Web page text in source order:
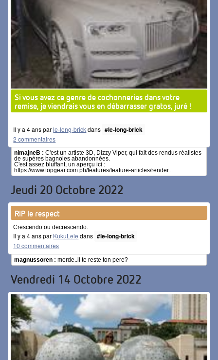
Si vous avez ce genre de cochonneries dans votre
remise, je viendrais vous en débarrasser gratos, juré !
Il y a 4 ans parle-long-brickdans #le-long-brick
2 commentaires
nimajneB : C'est un artiste 3D, Dizzy Viper, qui fait des rendus réalistes
de supères bagnoles abandonnées.
C'est assez bluffant, un aperçu ici :
https://www.topgear.com.ph/features/feature-articles/render...
Jeudi 20 Octobre 2022
RIP le respect
Crescendo ou decrescendo.
Il y a 4 ans par KukuLele dans #le-long-brick
10 commentaires
magnussoren : merde..il te reste ton pere?
Vendredi 14 Octobre 2022